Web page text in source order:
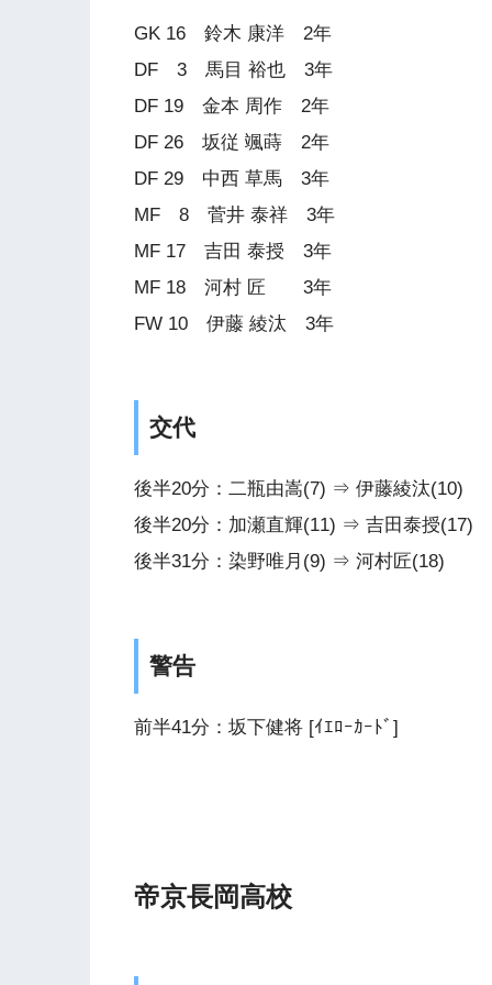
GK 16 鈴木 康洋 2年
DF 3 馬目 裕也 3年
DF 19 金本 周作 2年
DF 26 坂従 颯蒔 2年
DF 29 中西 草馬 3年
MF 8 菅井 泰祥 3年
MF 17 吉田 泰授 3年
MF 18 河村 匠 3年
FW 10 伊藤 綾汰 3年
交代
後半20分：二瓶由嵩(7) ⇒ 伊藤綾汰(10)
後半20分：加瀬直輝(11) ⇒ 吉田泰授(17)
後半31分：染野唯月(9) ⇒ 河村匠(18)
警告
前半41分：坂下健将 [ｲｴﾛｰｶｰﾄﾞ]
帝京長岡高校